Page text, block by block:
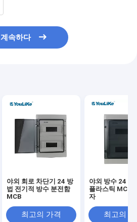
계속하다
야외 회로 차단기 24 방
법 전기적 방수 분전함
MCB
최고의 가격
야외 방수 24 방
플라스틱 MCB
자
최고의